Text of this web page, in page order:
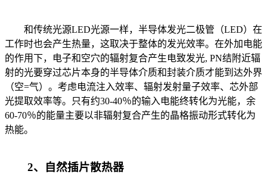
和传统光源LED光源一样，半导体发光二极管（LED）在
工作时也会产生热量，这取决于整体的发光效率。在外加电能
的作用下，电子和空穴的辐射复合产生电致发光, PN结附近辐
射的光要穿过芯片本身的半导体介质和封装介质才能到达外界
（空=气）。考虑电流注入效率、辐射发射量子效率、芯外部
光提取效率等。只有约30-40％的输入电能终转化为光能，余
60-70％的能量主要以非辐射复合产生的晶格振动形式转化为
热能。
2、自然插片散热器